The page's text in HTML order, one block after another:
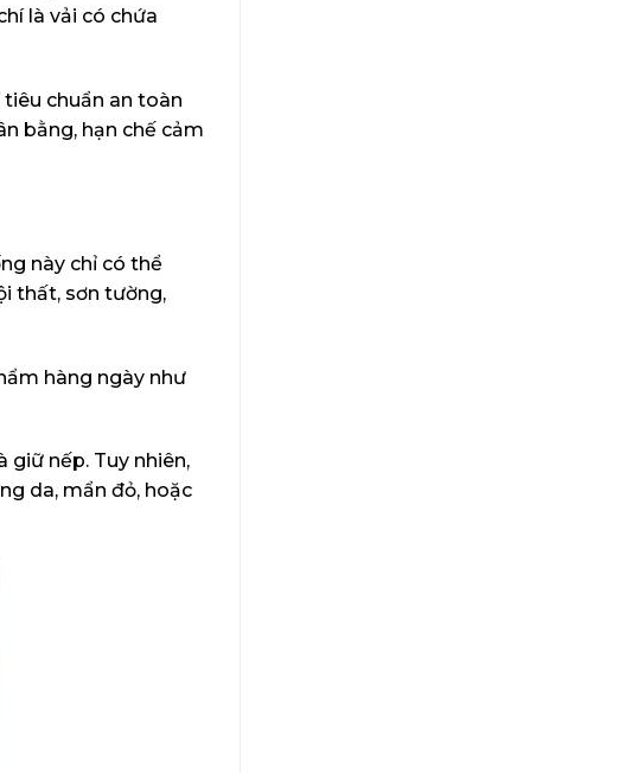
là vải có chứa
chuẩn an toàn
bằng, hạn chế cảm
này chỉ có thể
thất, sơn tường,
hàng ngày như
nếp. Tuy nhiên,
da, mẩn đỏ, hoặc